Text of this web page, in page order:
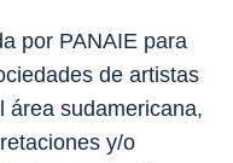
por PANAIE para
de artistas
área sudamericana,
y/o